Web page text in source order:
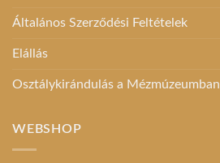
Általános Szerződési Feltételek
Elállás
Osztálykirándulás a Mézmúzeumban
WEBSHOP